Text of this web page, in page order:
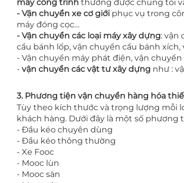
máy công trình thường được chúng tôi
- Vận chuyển xe cơ giới phục vụ trong
máy đóng cọc…
- Vận chuyển các loại máy xây dựng: vận
cẩu bánh lốp, vận chuyển cẩu bánh
- Vận chuyển máy phát điện, vận chuyển
- vận chuyển các vật tư xây dựng như :
3. Phương tiện vận chuyển hàng hóa
Tùy theo kích thước và trọng lượng mỗi
khách hàng. Dưới đây là một số
- Đầu kéo chuyên dùng
- Đầu kéo thông thường
- Xe Fooc
- Mooc lùn
- Mooc sàn